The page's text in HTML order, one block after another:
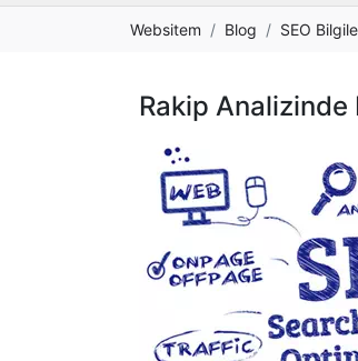
Websitem Blog SEO
Rakip Analizinde